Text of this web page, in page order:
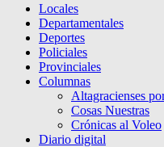
Locales
Departamentales
Deportes
Policiales
Provinciales
Columnas
Altagracienses
Cosas Nuestras
Crónicas al Voleo
Diario digital